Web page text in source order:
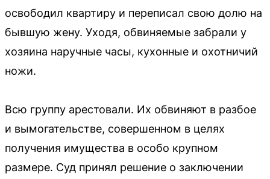
освободил квартиру и переписал свою долю на
бывшую жену. Уходя, обвиняемые забрали у
хозяина наручные часы, кухонные и охотничий
ножи.
Всю группу арестовали. Их обвиняют в разбое
и вымогательстве, совершенном в целях
получения имущества в особо крупном
размере. Суд принял решение о заключении